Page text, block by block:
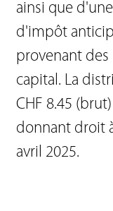
ainsi que
d'impôt
provenant des
capital. La
CHF 8.45
donnant droit
avril 2025.